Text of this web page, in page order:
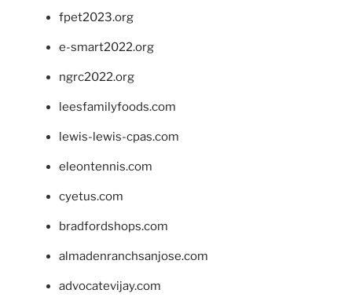
fpet2023.org
e-smart2022.org
ngrc2022.org
leesfamilyfoods.com
lewis-lewis-cpas.com
eleontennis.com
cyetus.com
bradfordshops.com
almadenranchsanjose.com
advocatevijay.com